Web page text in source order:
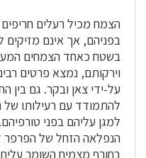
הצמח מכיל רעלים חריפים
בפניהם, אך אינם מזיקים
בשטח כאחד הצמחים
וירקותם, נמצא פרטים
על-ידי צאן ובקר. גם בין
להתמודד עם רעילותו של
למגן עליהם בפני
הנפלאה הזחל של הפרפר